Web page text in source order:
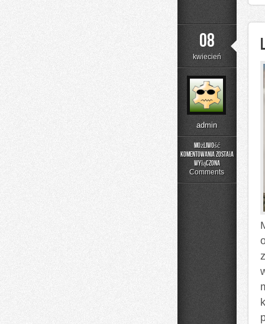
08
kwiecień
admin
Możliwość
komentowania
Detale
została
wyłączona
Comments